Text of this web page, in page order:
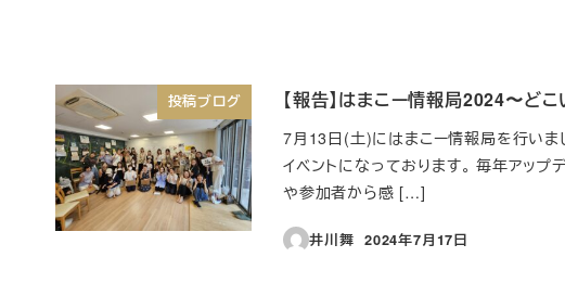
投稿ブログ 【報告】はまこー情報局2024〜ど
7月13日(土)にはまこー情報局を行い
イベントになっております。 毎年アッ
や参加者から感 […]
井川舞
投稿日
2024年7月17日